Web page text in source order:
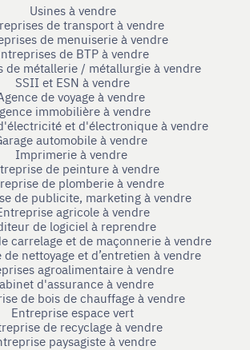
Usines à vendre
de transport à vendre
de menuiserie à vendre
de BTP à vendre
de métallerie / métallurgie à vendre
SSII et ESN à vendre
de voyage à vendre
immobilière à vendre
et d'électronique à vendre
automobile à vendre
Imprimerie à vendre
de peinture à vendre
de plomberie à vendre
de publicite, marketing à vendre
agricole à vendre
de logiciel à reprendre
carrelage et de maçonnerie à vendre
nettoyage et d’entretien à vendre
agroalimentaire à vendre
d'assurance à vendre
de bois de chauffage à vendre
Entreprise espace vert
de recyclage à vendre
paysagiste à vendre